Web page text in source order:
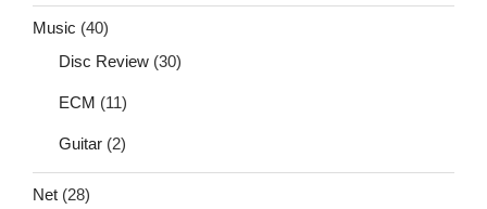
Music (40)
Disc Review (30)
ECM (11)
Guitar (2)
Net (28)